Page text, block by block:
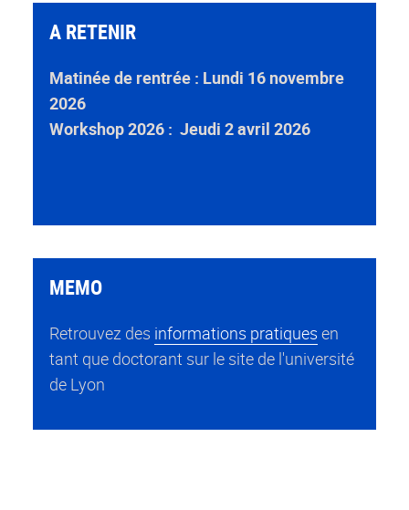
A RETENIR
Matinée de rentrée : Lundi 16 novembre
2026
Workshop 2026 : Jeudi 2 avril 2026
MEMO
Retrouvez des informations pratiques en
tant que doctorant sur le site de l'université
de Lyon